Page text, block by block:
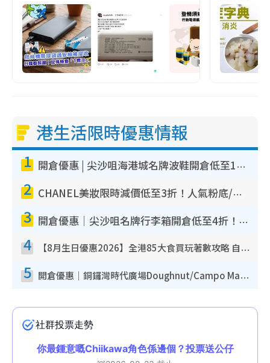
港生活限時優惠情報
1 開倉優惠 | 尖沙咀海港城名牌波鞋開倉低至1折！On鞋$899起／Joy&Peace鞋履$98起
2 CHANEL美妝限時減價低至3折！人氣粉底/唇膏/精華液低至$275！COCO香水都有平
3 開倉優惠｜尖沙咀名牌行李箱開倉低至4折！一連5日 American Tourister/ace./Hallmark $200起！
4 【8月生日優惠2026】全港85大食買玩著數攻略 自助餐/火鍋放題同行免費＋誠品/DONKI送現金券
5 開倉優惠｜銅鑼灣時代廣場Doughnut/Campo Marzio開倉低至1折！背囊、書包、手袋劈價$200起